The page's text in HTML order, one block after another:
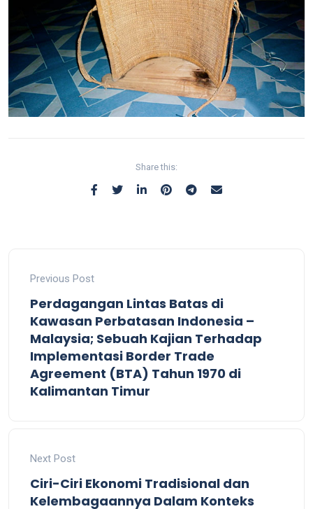
Share this:
Previous Post
Perdagangan Lintas Batas di
Kawasan Perbatasan Indonesia –
Malaysia; Sebuah Kajian Terhadap
Implementasi Border Trade
Agreement (BTA) Tahun 1970 di
Kalimantan Timur
Next Post
Ciri-Ciri Ekonomi Tradisional dan
Kelembagaannya Dalam Konteks